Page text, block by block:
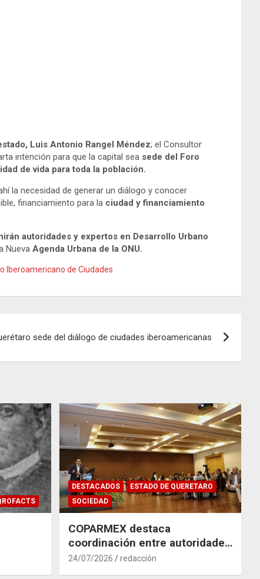
Luis Antonio Rangel Méndez; el Consultor
intención para que la capital sea sede del Foro
de vida para toda la población.
la necesidad de generar un diálogo y conocer
financiamiento para la ciudad y financiamiento
autoridades y expertos en Desarrollo Urbano
Nueva Agenda Urbana de la ONU.
Iberoamericano de Ciudades
sede del diálogo de ciudades iberoamericanas
DESTACADOS
ESTADO DE QUERETARO
SOCIEDAD
COPARMEX destaca
coordinación entre autoridades
y empresas para mitigar el
24/07/2026 redacción